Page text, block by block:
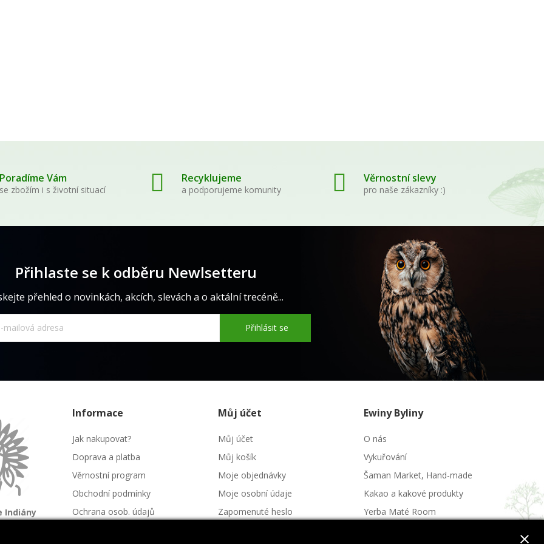
Poradíme Vám
se zbožím i s životní situací
Recyklujeme
a podporujeme komunity
Věrnostní slevy
pro naše zákazníky :)
Přihlaste se k odběru Newlsetteru
přehled o novinkách, akcích, slevách a o aktální trecéně...
Přihlásit se
Indiány
kmeny
Informace
Jak nakupovat?
Doprava a platba
Věrnostní program
Obchodní podmínky
Ochrana osob. údajů
Můj účet
Můj účet
Můj košík
Moje objednávky
Moje osobní údaje
Zapomenuté heslo
Ewiny Byliny
O nás
Vykuřování
Šaman Market, Hand-made
Kakao a kakové produkty
Yerba Maté Room
close